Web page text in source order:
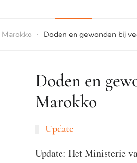
Marokko Doden en gewonden bij
Doden en
Marokko
Update
Update: Het Ministerie